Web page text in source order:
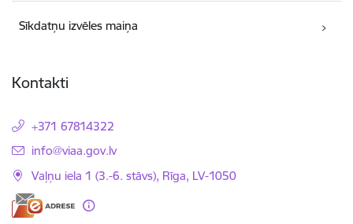
Sīkdatņu izvēles maiņa
Kontakti
+371 67814322
E-pasts:
info@viaa.gov.lv
Vaļņu iela 1 (3.-6. stāvs), Rīga, LV-1050